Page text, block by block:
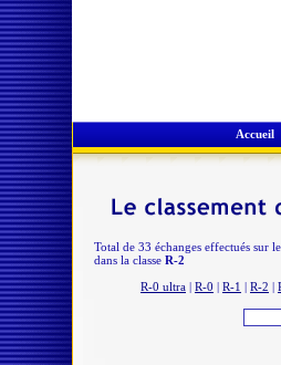
Accueil
Total de 33 échanges effectués sur
dans la classe R-2
R-0 ultra | R-0 | R-1 | R-2 |